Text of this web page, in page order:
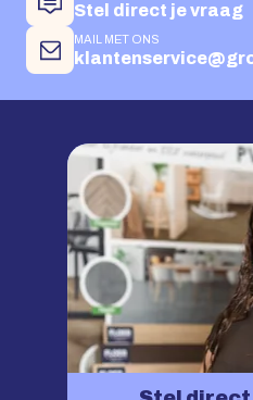
Stel direct je vraag
MAIL MET ONS